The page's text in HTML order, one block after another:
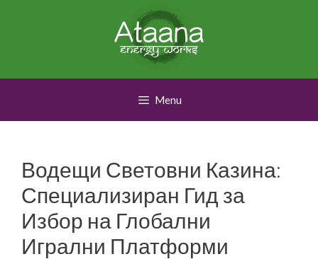
Menu
Водещи Световни Казина:
Специализиран Гид за
Избор на Глобални
Игрални Платформи